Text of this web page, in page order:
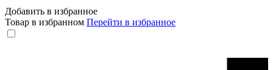
Добавить в избранное
Товар в избранном Перейти в избранное